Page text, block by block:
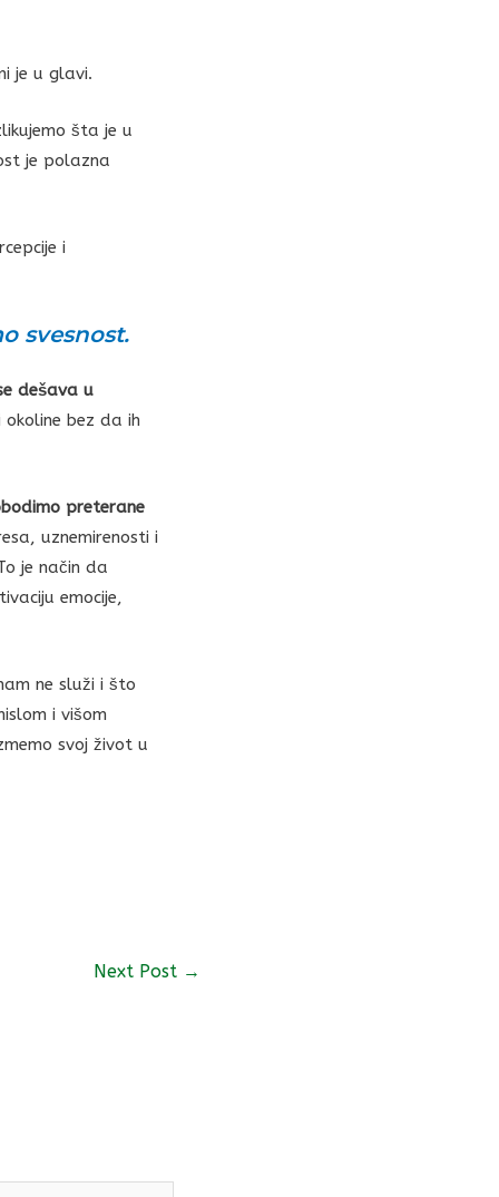
je u glavi.
šta je u
je polazna
i
svesnost.
dešava u
okoline bez da ih
preterane
uznemirenosti i
je način da
emocije,
ne služi i što
i višom
svoj život u
Next Post →